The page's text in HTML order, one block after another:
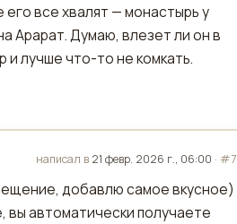
все хвалят — монастырь у
Арарат. Думаю, влезет ли он в
лучше что-то не комкать.
написал в 21 февр. 2026 г., 06:00 · #7
добавлю самое вкусное)
вы автоматически получаете